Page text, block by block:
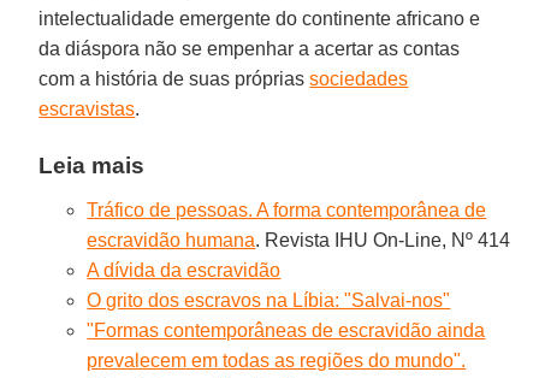
intelectualidade emergente do continente africano e
da diáspora não se empenhar a acertar as contas
com a história de suas própriassociedades
escravistas.
Leia mais
Tráfico de pessoas. A forma contemporânea de
escravidão humana. Revista IHU On-Line, Nº 414
A dívida da escravidão
O grito dos escravos na Líbia: "Salvai-nos"
"Formas contemporâneas de escravidão ainda
prevalecem em todas as regiões do mundo".